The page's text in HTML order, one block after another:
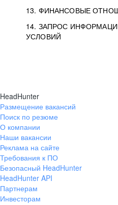
13. ФИНАНСОВЫЕ
14. ЗАПРОС
УСЛОВИЙ
HeadHunter
Размещение вакансий
Поиск по резюме
О компании
Наши вакансии
Реклама на сайте
Требования к ПО
Безопасный HeadHunter
HeadHunter API
Партнерам
Инвесторам